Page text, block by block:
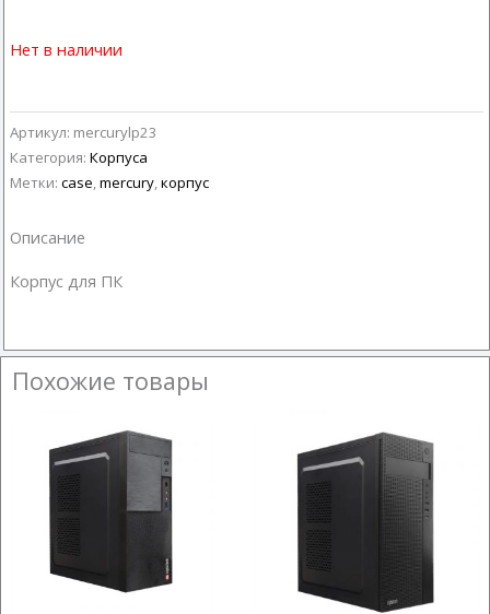
Нет в наличии
Артикул: mercurylp23
Категория: Корпуса
Метки: case,mercury,корпус
Описание
Корпус для ПК
Похожие товары